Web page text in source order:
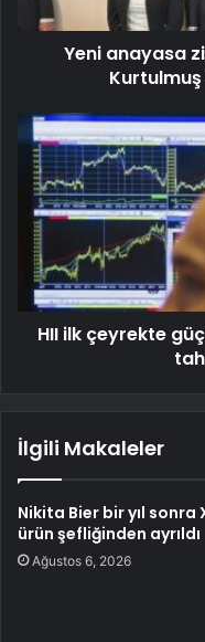
Yeni anayasa
HII ilk çeyrekte
İlgili Makaleler
Nikita Bier bir yıl sonra
ürün şefliğinden ayrıldı
Ağustos 6, 2026